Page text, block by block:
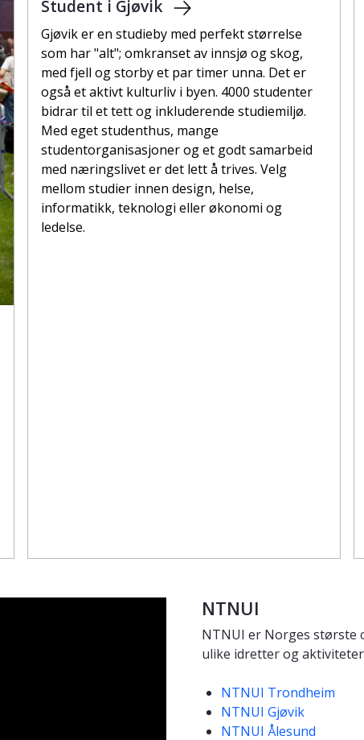
Student i Gjøvik
Gjøvik er en studieby med perfekt størrelse
som har "alt"; omkranset av innsjø og skog,
med fjell og storby et par timer unna. Det er
også et aktivt kulturliv i byen. 4000 studenter
bidrar til et tett og inkluderende studiemiljø.
Med eget studenthus, mange
studentorganisasjoner og et godt samarbeid
med næringslivet er det lett å trives. Velg
mellom studier innen design, helse,
informatikk, teknologi eller økonomi og
ledelse.
NTNUI
NTNUI er Norges største
ulike idretter og
NTNUI Trondheim
NTNUI Gjøvik
NTNUI Ålesund